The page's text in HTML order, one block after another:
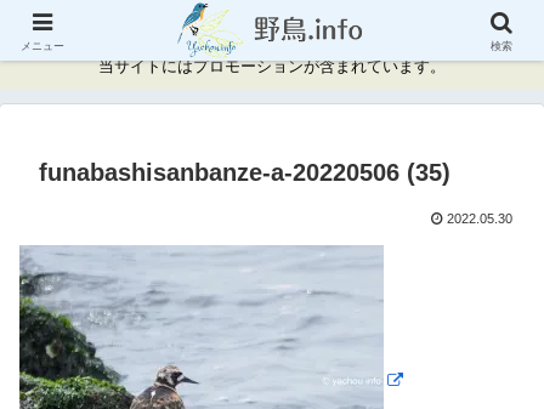
神奈川県周辺の野鳥情報と記録
当サイトにはプロモーションが含まれています。
funabashisanbanze-a-20220506 (35)
2022.05.30
メニュー 検索